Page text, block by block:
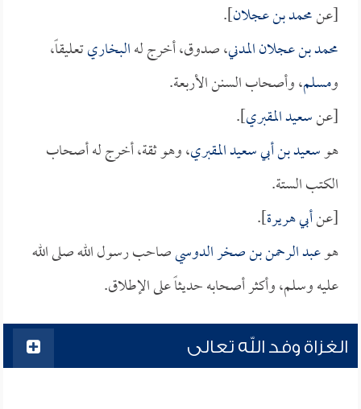
[عنمحمد بن عجلان].
محمد بن عجلان المدني، صدوق، أخرج لهالبخاريتعليقاً،
ومسلم، وأصحاب السنن الأربعة.
[عنسعيد المقبري].
هوسعيد بن أبي سعيد المقبري، وهو ثقة، أخرج له أصحاب
الكتب الستة.
[عنأبي هريرة].
هوعبد الرحمن بن صخر الدوسيصاحب رسول الله صلى الله
عليه وسلم، وأكثر أصحابه حديثاً على الإطلاق.
الغزاة وفد الله تعالى